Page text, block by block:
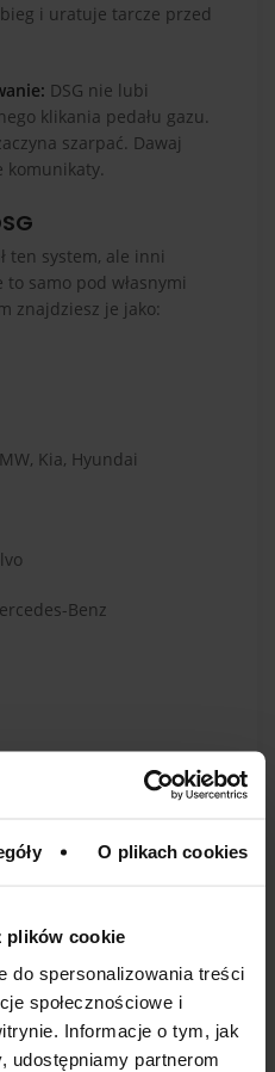
O plikach cookies
plików cookie
do spersonalizowania treści
społecznościowe i
Informacje o tym, jak
udostępniamy partnerom
i uratuje tarcze przed
DSG nie lubi
klikania pedału gazu.
szarpać. Dawaj
komunikaty.
ten system, ale inni
samo pod własnymi
znajdziesz je jako:
Kia, Hyundai
Benz